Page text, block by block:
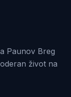
Paunov Breg
život na